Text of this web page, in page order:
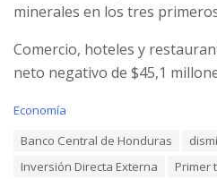
minerales en los tres
Comercio, hoteles y
neto negativo de $45,1
C
Economía
Banco Central de Honduras
Inversión Directa Externa
Primer